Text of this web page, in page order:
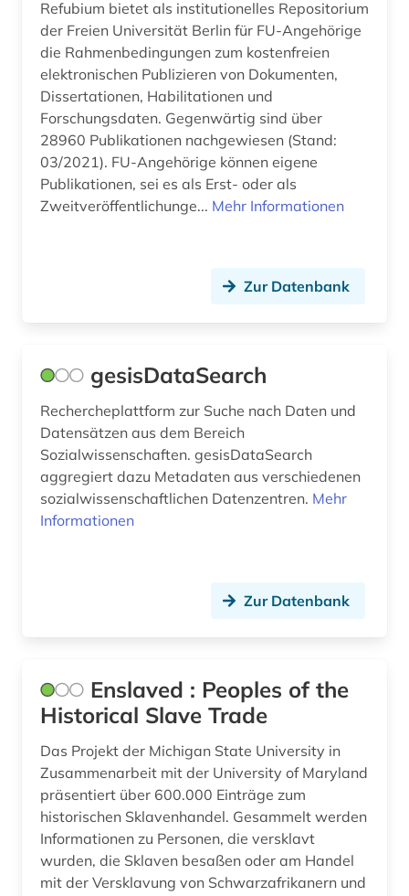
Refubium bietet als institutionelles Repositorium
der Freien Universität Berlin für FU-Angehörige
die Rahmenbedingungen zum kostenfreien
elektronischen Publizieren von Dokumenten,
Dissertationen, Habilitationen und
Forschungsdaten. Gegenwärtig sind über
28960 Publikationen nachgewiesen (Stand:
03/2021). FU-Angehörige können eigene
Publikationen, sei es als Erst- oder als
Zweitveröffentlichunge... Mehr Informationen
Zur Datenbank
gesisDataSearch
Rechercheplattform zur Suche nach Daten und
Datensätzen aus dem Bereich
Sozialwissenschaften. gesisDataSearch
aggregiert dazu Metadaten aus verschiedenen
sozialwissenschaftlichen Datenzentren. Mehr
Informationen
Zur Datenbank
Enslaved : Peoples of the
Historical Slave Trade
Das Projekt der Michigan State University in
Zusammenarbeit mit der University of Maryland
präsentiert über 600.000 Einträge zum
historischen Sklavenhandel. Gesammelt werden
Informationen zu Personen, die versklavt
wurden, die Sklaven besaßen oder am Handel
mit der Versklavung von Schwarzafrikanern und